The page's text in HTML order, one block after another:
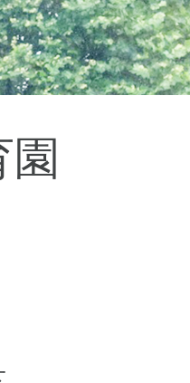
三鷹市(2)
千代田区(1)